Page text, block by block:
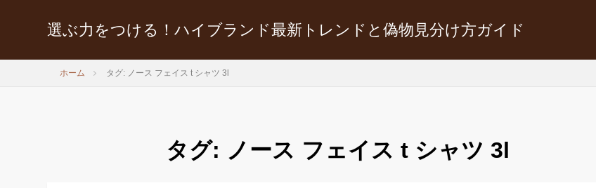
選ぶ力をつける！ハイブランド最新トレンドと偽物見分け方ガイド
ホーム タグ: ノース フェイス t シャツ 3l
タグ: ノース フェイス t シャツ 3l